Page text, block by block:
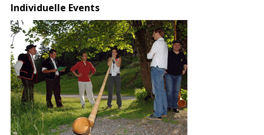
Individuelle Events